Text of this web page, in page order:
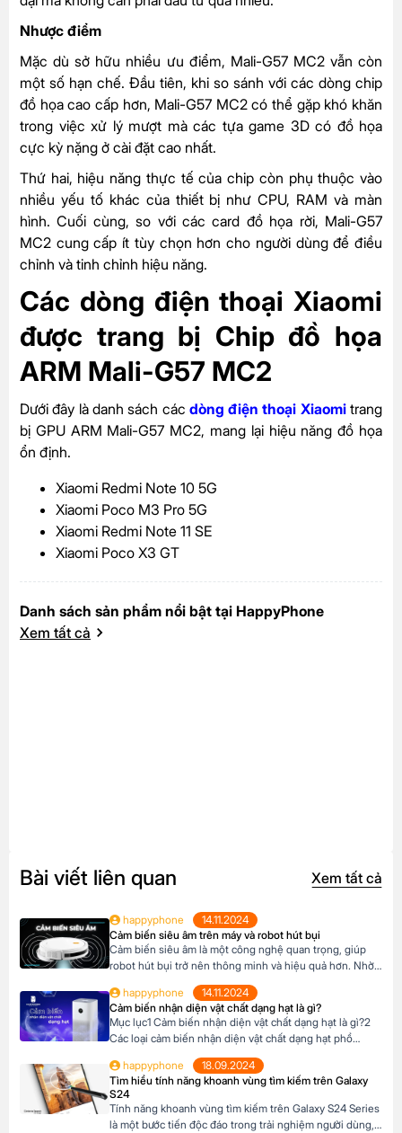
Nhược điểm
Mặc dù sở hữu nhiều ưu điểm, Mali-G57 MC2 vẫn còn
một số hạn chế. Đầu tiên, khi so sánh với các dòng chip
đồ họa cao cấp hơn, Mali-G57 MC2 có thể gặp khó khăn
trong việc xử lý mượt mà các tựa game 3D có đồ họa
cực kỳ nặng ở cài đặt cao nhất.
Thứ hai, hiệu năng thực tế của chip còn phụ thuộc vào
nhiều yếu tố khác của thiết bị như CPU, RAM và màn
hình. Cuối cùng, so với các card đồ họa rời, Mali-G57
MC2 cung cấp ít tùy chọn hơn cho người dùng để điều
chỉnh và tinh chỉnh hiệu năng.
Các dòng điện thoại Xiaomi
được trang bị Chip đồ họa
ARM Mali-G57 MC2
Dưới đây là danh sách các dòng điện thoại Xiaomi trang
bị GPU ARM Mali-G57 MC2, mang lại hiệu năng đồ họa
ổn định.
Xiaomi Redmi Note 10 5G
Xiaomi Poco M3 Pro 5G
Xiaomi Redmi Note 11 SE
Xiaomi Poco X3 GT
Danh sách sản phẩm nổi bật tại HappyPhone
Xem tất cả
Bài viết liên quan Xem tất cả
happyphone
14.11.2024
Cảm biến siêu âm trên máy và robot hút bụi
Cảm biến siêu âm là một công nghệ quan trọng, giúp
robot hút bụi trở nên thông minh và hiệu quả hơn. Nhờ
cửa mà không cần sự can thiệp của con người. Khi chọn
mua robot hút bụi, hãy ưu tiên […]
happyphone
14.11.2024
Cảm biến nhận diện vật chất dạng hạt là gì?
Mục lục1 Cảm biến nhận diện vật chất dạng hạt là gì?2
Các loại cảm biến nhận diện vật chất dạng hạt phổ
biến3 Ứng dụng trong đời sống4 Lợi ích khi sử dụng
Cảm biến nhận diện vật chất dạng hạt là gì? Cảm biến
nhận diện vật chất dạng hạt là một thiết […]
happyphone
18.09.2024
Tìm hiểu tính năng khoanh vùng tìm kiếm trên Galaxy
S24
Tính năng khoanh vùng tìm kiếm trên Galaxy S24 Series
là một bước tiến độc đáo trong trải nghiệm người dùng,